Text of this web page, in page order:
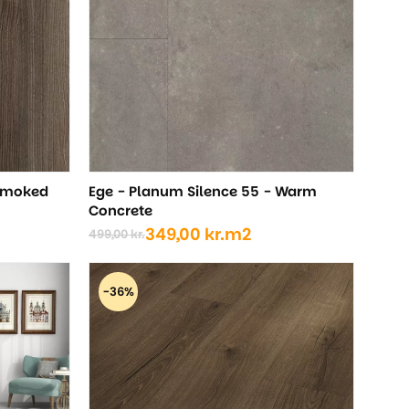
Ege - Planum Silence 55 - Warm
Concrete
499,00kr.
Den
oprindelige
pris
var:
499,00 kr..
349,00 kr.
Den
aktuelle
pris
er:
349,00 kr..
m2
-36%